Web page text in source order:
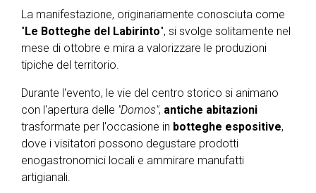
La manifestazione, originariamente conosciuta come
"Le Botteghe del Labirinto", si svolge solitamente nel
mese di ottobre e mira a valorizzare le produzioni
tipiche del territorio.
Durante l'evento, le vie del centro storico si animano
con l'apertura delle "Domos", antiche abitazioni
trasformate per l'occasione in botteghe espositive,
dove i visitatori possono degustare prodotti
enogastronomici locali e ammirare manufatti
artigianali.